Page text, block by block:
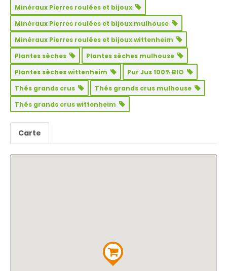
Minéraux Pierres roulées et bijoux
Minéraux Pierres roulées et bijoux mulhouse
Minéraux Pierres roulées et bijoux wittenheim
Plantes sèches
Plantes sèches mulhouse
Plantes sèches wittenheim
Pur Jus 100% BIO
Thés grands crus
Thés grands crus mulhouse
Thés grands crus wittenheim
Carte